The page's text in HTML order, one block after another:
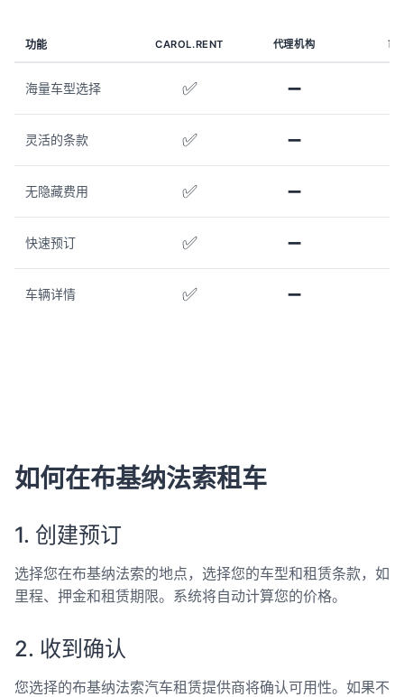
功能 CAROL.RENT 代理机构 市
海量车型选择 ✅ ➖
灵活的条款 ✅ ➖
无隐藏费用 ✅ ➖
快速预订 ✅ ➖
车辆详情 ✅ ➖
如何在布基纳法索租车
1. 创建预订
选择您在布基纳法索的地点，选择您的车型和租赁条款，如
里程、押金和租赁期限。系统将自动计算您的价格。
2. 收到确认
您选择的布基纳法索汽车租赁提供商将确认可用性。如果不